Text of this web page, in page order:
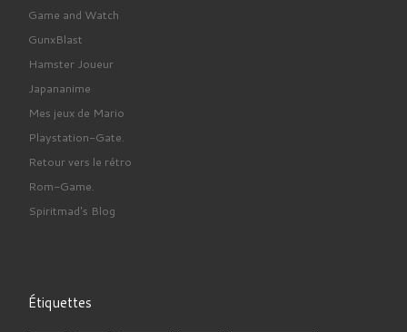
Game and Watch
GunxBlast
Hamster Joueur
Japananime
Mes jeux de Mario
Playstation-Gate.
Retour vers le rétro
Rom-Game.
Spiritmad's Blog
Étiquettes